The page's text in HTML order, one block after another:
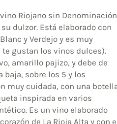
Riojano sin Denominación
dulzor. Está elaborado con
y Verdejo y es muy
gustan los vinos dulces).
amarillo pajizo, y debe de
baja, sobre los 5 y los
muy cuidada, con una
inspirada en varios
Es un vino elaborado
de La Rioja Alta y con